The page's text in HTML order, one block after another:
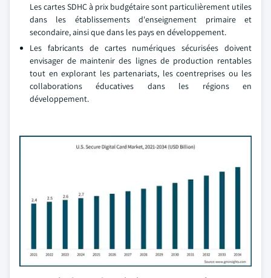
Les cartes SDHC à prix budgétaire sont particulièrement utiles
dans les établissements d'enseignement primaire et
secondaire, ainsi que dans les pays en développement.
Les fabricants de cartes numériques sécurisées doivent
envisager de maintenir des lignes de production rentables
tout en explorant les partenariats, les coentreprises ou les
collaborations éducatives dans les régions en
développement.